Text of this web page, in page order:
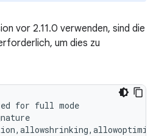
vor 2.11.0 verwenden, sind die
um dies zu
for full mode